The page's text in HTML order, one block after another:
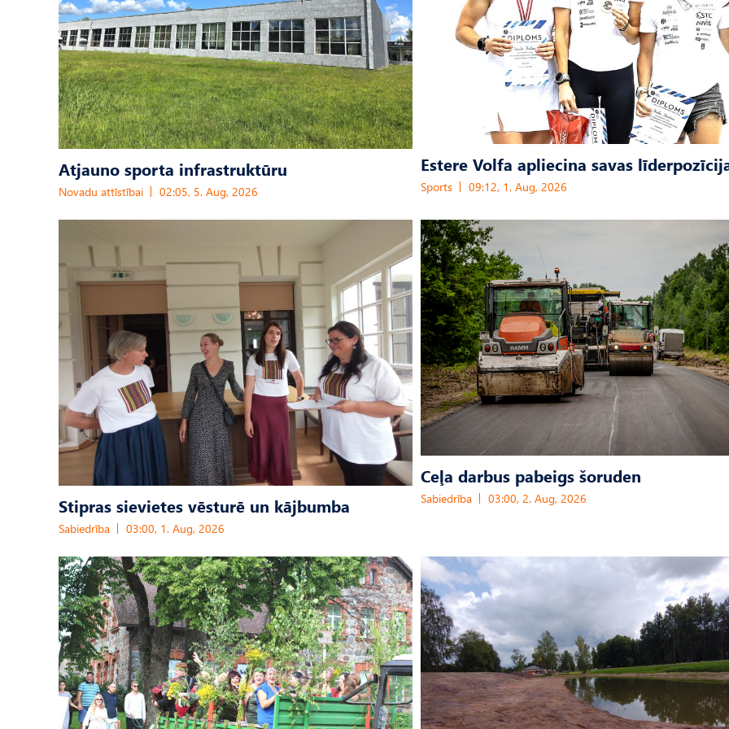
Atjauno sporta infrastruktūru
Novadu attīstībai 02:05, 5. Aug, 2026
Estere Volfa apliecina savas
Sports 09:12, 1. Aug, 2026
Stipras sievietes vēsturē un kājbumba
Sabiedrība 03:00, 1. Aug, 2026
Ceļa darbus pabeigs šoruden
Sabiedrība 03:00, 2. Aug, 2026